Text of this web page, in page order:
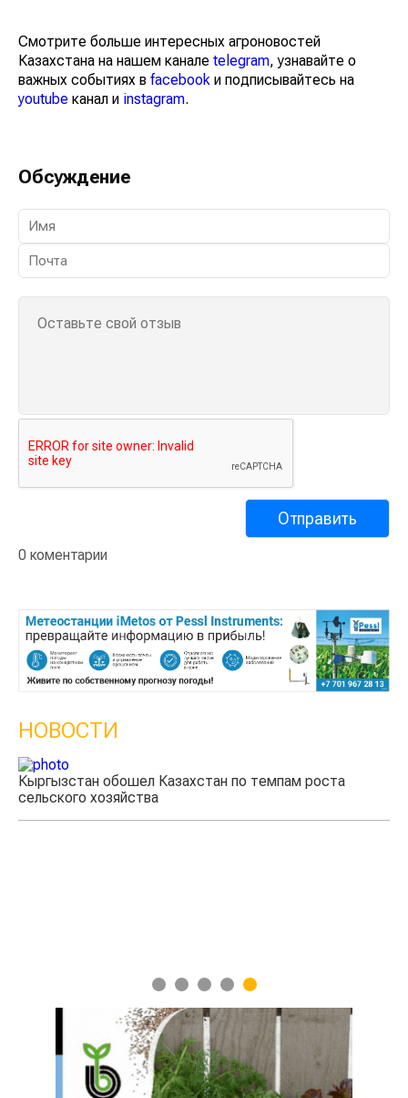
Смотрите больше интересных агроновостей
Казахстана на нашем канале telegram, узнавайте о
важных событиях в facebook и подписывайтесь на
youtube канал и instagram.
Обсуждение
0 коментарии
НОВОСТИ
роста
Казахстанские фермеры заработали $35 млн
экспорте чечевицы
1 2 3 4 5